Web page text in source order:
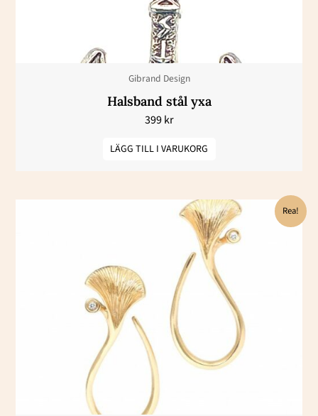
Gibrand Design
Halsband stål yxa
399kr
LÄGG TILL I VARUKORG
Rea!
ursprungliga
53800 kr.
Det
nuvarande
priset
är:
26900 kr.